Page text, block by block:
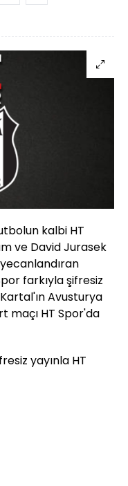
kalbi HT
ve David Jurasek
farkıyla şifresiz
Avusturya
maçı HT Spor'da
yayınla HT